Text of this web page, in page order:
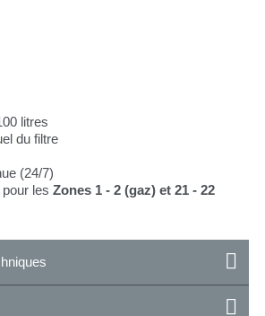
litres
du filtre
(24/7)
pour les Zones 1 - 2 (gaz) et 21 - 22